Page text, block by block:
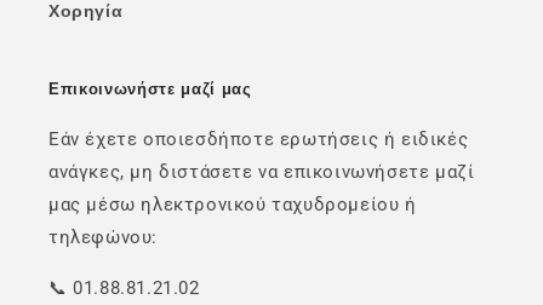
Χορηγία
Επικοινωνήστε μαζί μας
Εάν έχετε οποιεσδήποτε ερωτήσεις ή ειδικές
ανάγκες, μη διστάσετε να επικοινωνήσετε μαζί
μας μέσω ηλεκτρονικού ταχυδρομείου ή
τηλεφώνου:
📞 01.88.81.21.02